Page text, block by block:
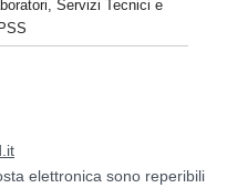
Servizi Tecnici e
elettronica sono reperibili